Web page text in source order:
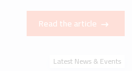
Read the article
Latest News & Events